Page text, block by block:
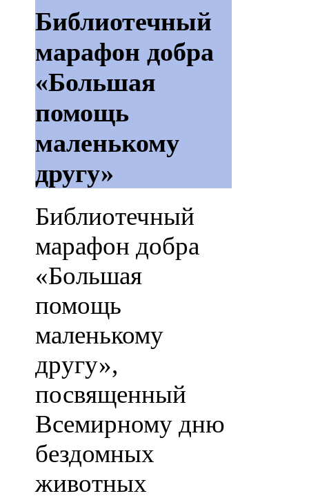
Библиотечный
марафон добра
«Большая
помощь
маленькому
другу»
Библиотечный
марафон добра
«Большая
помощь
маленькому
другу»,
посвященный
Всемирному дню
бездомных
животных